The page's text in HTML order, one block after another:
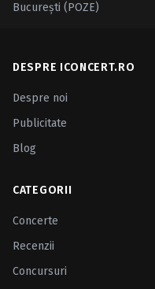
Bucureşti (POZE)
DESPRE ICONCERT.RO
Despre noi
Publicitate
Blog
CATEGORII
Concerte
Recenzii
Concursuri